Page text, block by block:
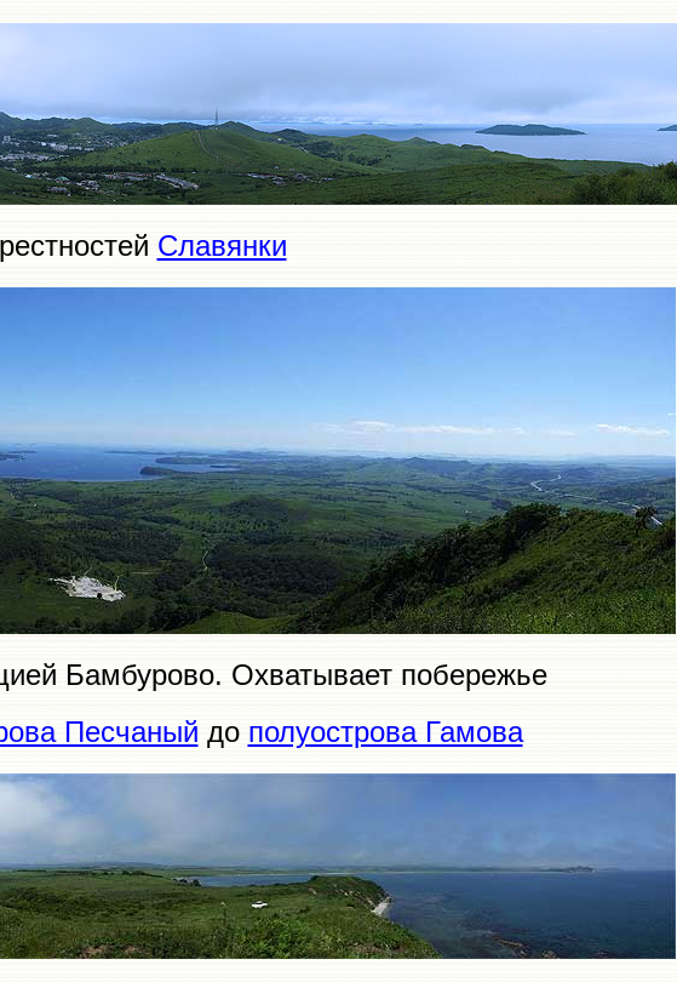
Славянки
Бамбурово. Охватывает побережье
Песчаный до полуострова Гамова